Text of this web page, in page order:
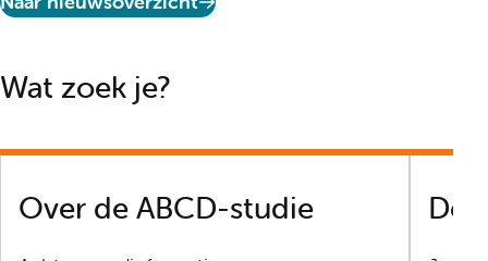
Wat zoek je?
Over de ABCD-studie